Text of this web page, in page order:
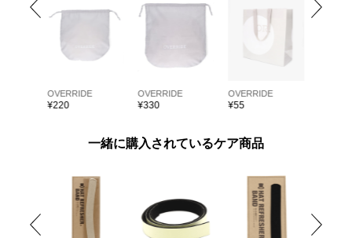
OVERRIDE
¥220
OVERRIDE
¥330
OVERRIDE
¥55
一緒に購入されているケア商品